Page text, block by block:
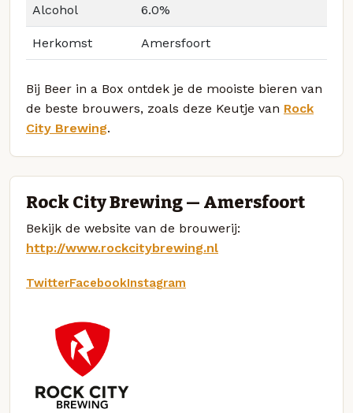
Alcohol 6.0%
Herkomst Amersfoort
Bij Beer in a Box ontdek je de mooiste bieren van
de beste brouwers, zoals deze Keutje van Rock
City Brewing.
Rock City Brewing — Amersfoort
Bekijk de website van de brouwerij:
http://www.rockcitybrewing.nl
TwitterFacebookInstagram